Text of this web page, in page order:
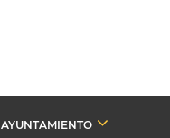
AYUNTAMIENTO